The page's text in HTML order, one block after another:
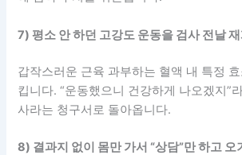
7) 평소 안 하던 고강도 운동을 검사 전날 재
갑작스러운 근육 과부하는 혈액 내 특정
킵니다. “운동했으니 건강하게 나오겠지”
사라는 청구서로 돌아옵니다.
8) 결과지 없이 몸만 가서 “상담”만 하고 오